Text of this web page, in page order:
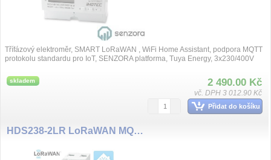
Třífázový elektroměr, SMART LoRaWAN , WiFi Home Assistant, podpora MQTT
protokolu standardu pro IoT, SENZORA platforma, Tuya Energy, 3x230/400V
skladem 2 490.00 Kč
vč. DPH 3 012.90 Kč
Přidat do košíku
HDS238-2LR LoRaWAN MQTT WiFI, SENZORA WiFi jednofázový elektroměr, 65A, LCD display